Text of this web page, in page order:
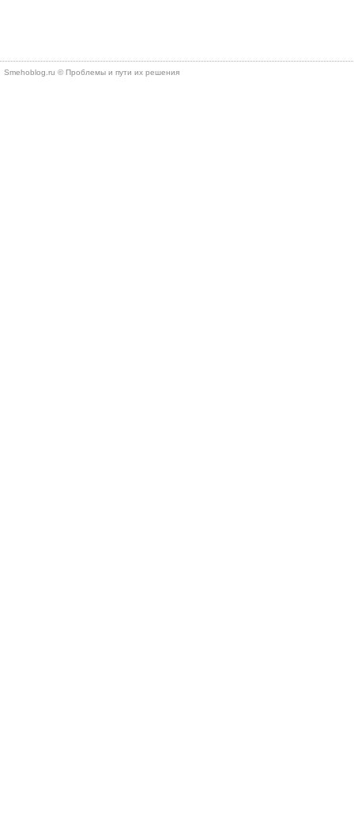
Smehoblog.ru © Проблемы и пути их решения